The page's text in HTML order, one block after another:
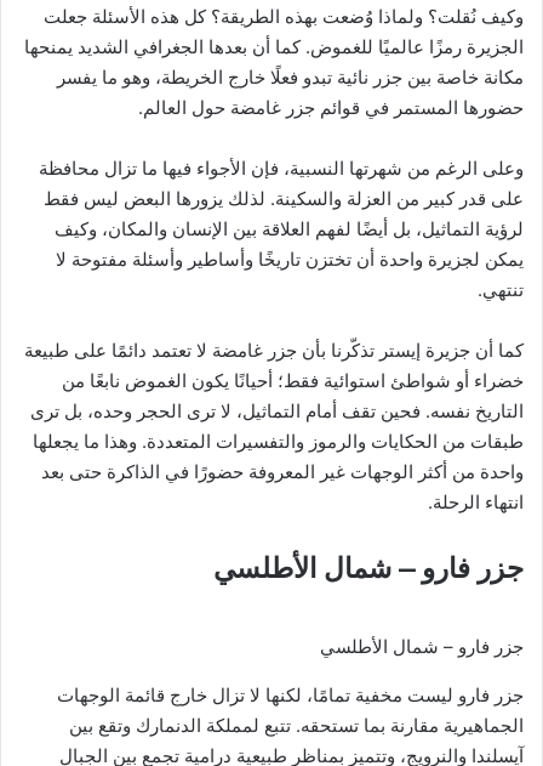
وكيف نُقلت؟ ولماذا وُضعت بهذه الطريقة؟ كل هذه الأسئلة جعلت
الجزيرة رمزًا عالميًا للغموض. كما أن بعدها الجغرافي الشديد يمنحها
مكانة خاصة بين جزر نائية تبدو فعلًا خارج الخريطة، وهو ما يفسر
حضورها المستمر في قوائم جزر غامضة حول العالم.
وعلى الرغم من شهرتها النسبية، فإن الأجواء فيها ما تزال محافظة
على قدر كبير من العزلة والسكينة. لذلك يزورها البعض ليس فقط
لرؤية التماثيل، بل أيضًا لفهم العلاقة بين الإنسان والمكان، وكيف
يمكن لجزيرة واحدة أن تختزن تاريخًا وأساطير وأسئلة مفتوحة لا
تنتهي.
كما أن جزيرة إيستر تذكّرنا بأن جزر غامضة لا تعتمد دائمًا على طبيعة
خضراء أو شواطئ استوائية فقط؛ أحيانًا يكون الغموض نابعًا من
التاريخ نفسه. فحين تقف أمام التماثيل، لا ترى الحجر وحده، بل ترى
طبقات من الحكايات والرموز والتفسيرات المتعددة. وهذا ما يجعلها
واحدة من أكثر الوجهات غير المعروفة حضورًا في الذاكرة حتى بعد
انتهاء الرحلة.
جزر فارو – شمال الأطلسي
جزر فارو – شمال الأطلسي
جزر فارو ليست مخفية تمامًا، لكنها لا تزال خارج قائمة الوجهات
الجماهيرية مقارنة بما تستحقه. تتبع لمملكة الدنمارك وتقع بين
آيسلندا والنرويج، وتتميز بمناظر طبيعية درامية تجمع بين الجبال